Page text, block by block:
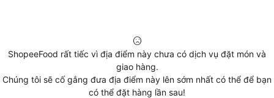
ShopeeFood rất tiếc vì địa điểm này chưa có dịch vụ đặt món và
giao hàng.
Chúng tôi sẽ cố gắng đưa địa điểm này lên sớm nhất có thể để bạn
có thể đặt hàng lần sau!